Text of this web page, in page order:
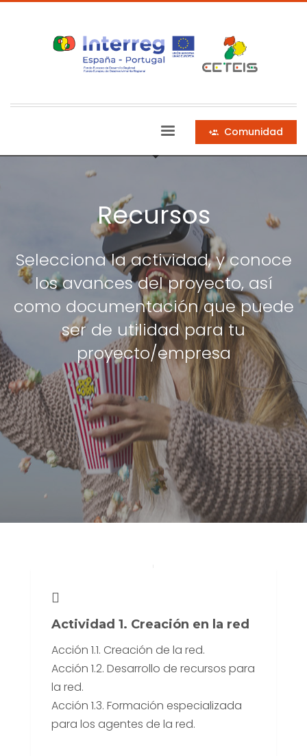
Comunidad
Recursos
Selecciona la actividad, y conoce
los avances del proyecto, así
como documentación que puede
ser de utilidad para tu
proyecto/empresa
Actividad 1. Creación en la red
Acción 1.1. Creación de la red.
Acción 1.2. Desarrollo de recursos para
la red.
Acción 1.3. Formación especializada
para los agentes de la red.